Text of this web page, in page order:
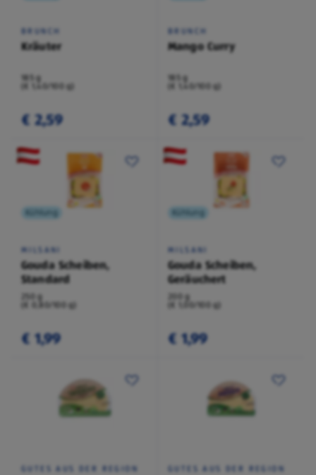
BRUNCH
Kräuter
185 g
(€ 1,40/100 g)
€ 2,59
BRUNCH
Mango Curry
185 g
(€ 1,40/100 g)
€ 2,59
Kühlung
MILSANI
Gouda Scheiben,
Standard
250 g
(€ 0,80/100 g)
€ 1,99
Kühlung
MILSANI
Gouda Scheiben,
Geräuchert
200 g
(€ 1,00/100 g)
€ 1,99
GUTES AUS DER REGION GUTES AUS DER REGION